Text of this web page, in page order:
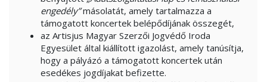
engedély”másolatát, amely tartalmazza a
támogatott koncertek belépődíjának összegét,
az Artisjus Magyar Szerzői Jogvédő Iroda
Egyesület által kiállított igazolást, amely tanúsítja,
hogy a pályázó a támogatott koncertek után
esedékes jogdíjakat befizette.